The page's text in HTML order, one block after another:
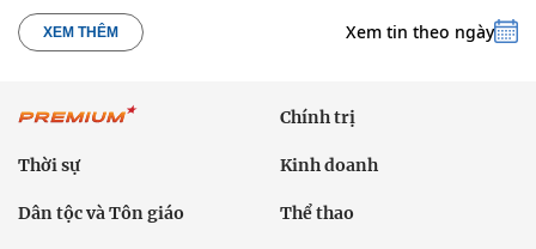
XEM THÊM Xem tin theo ngày
Chính trị
Thời sự Kinh doanh
Dân tộc và Tôn giáo Thể thao